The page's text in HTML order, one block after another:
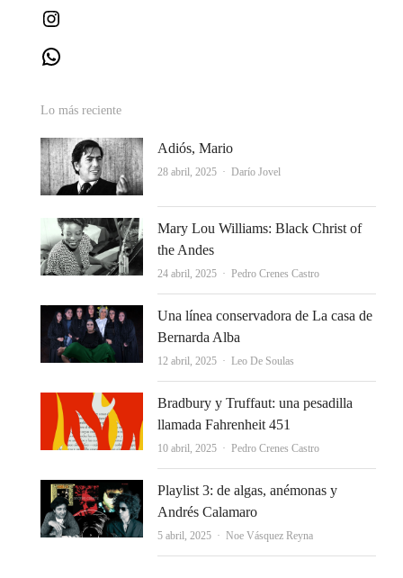
Lo más reciente
Adiós, Mario
28 abril, 2025 Autor
Darío Jovel
Mary Lou Williams: Black Christ of
the Andes
24 abril, 2025 Autor
Pedro Crenes Castro
Una línea conservadora de La casa de
Bernarda Alba
12 abril, 2025 Autor
Leo De Soulas
Bradbury y Truffaut: una pesadilla
llamada Fahrenheit 451
10 abril, 2025 Autor
Pedro Crenes Castro
Playlist 3: de algas, anémonas y
Andrés Calamaro
5 abril, 2025 Autor
Noe Vásquez Reyna